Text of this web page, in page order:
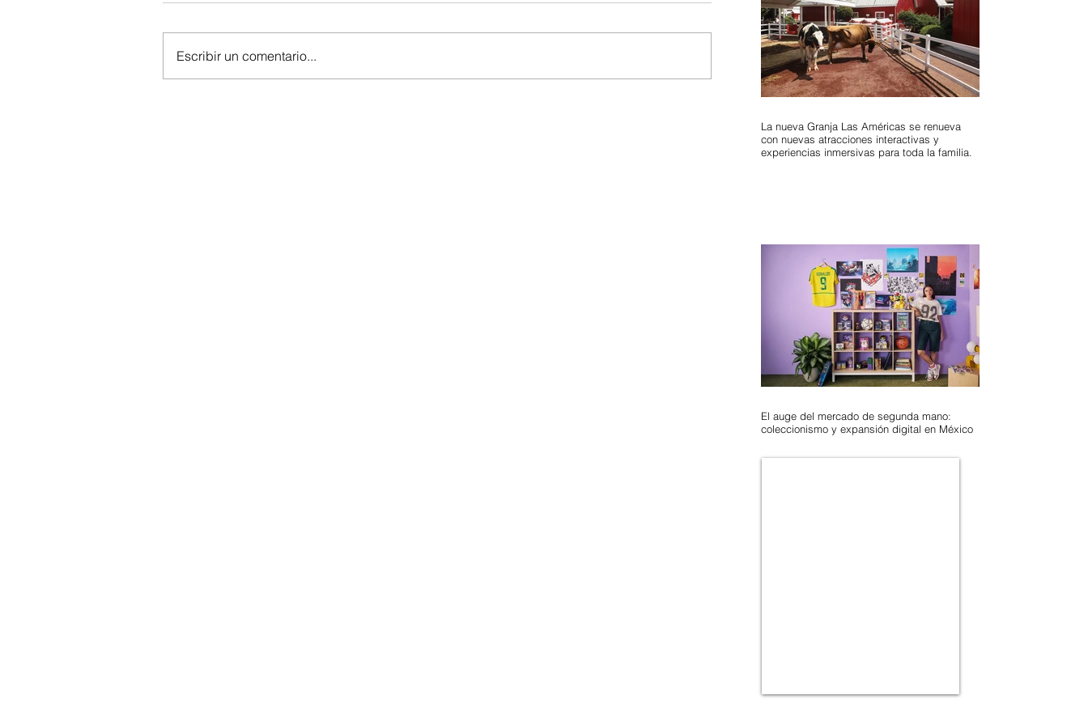
Escribir un comentario...
La nueva Granja Las Américas se renueva
con nuevas atracciones interactivas y
experiencias inmersivas para toda la familia.
El auge del mercado de segunda mano:
coleccionismo y expansión digital en México